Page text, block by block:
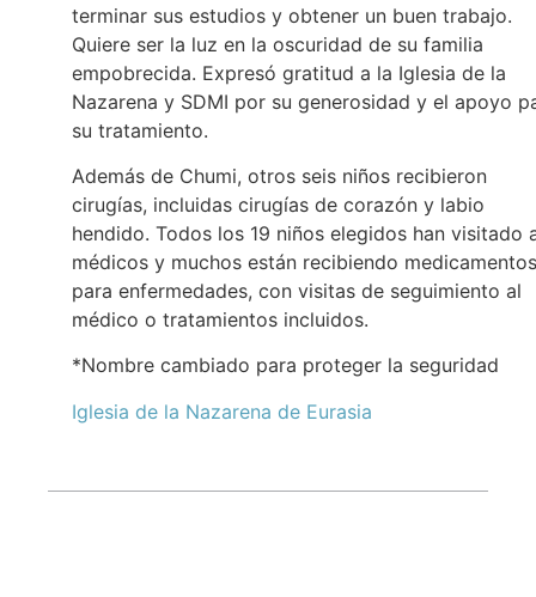
terminar sus estudios y obtener un buen trabajo.
Quiere ser la luz en la oscuridad de su familia
empobrecida. Expresó gratitud a la Iglesia de la
Nazarena y SDMI por su generosidad y el apoyo
su tratamiento.
Además de Chumi, otros seis niños recibieron
cirugías, incluidas cirugías de corazón y labio
hendido. Todos los 19 niños elegidos han visitado
médicos y muchos están recibiendo medicamentos
para enfermedades, con visitas de seguimiento al
médico o tratamientos incluidos.
*Nombre cambiado para proteger la seguridad
Iglesia de la Nazarena de Eurasia